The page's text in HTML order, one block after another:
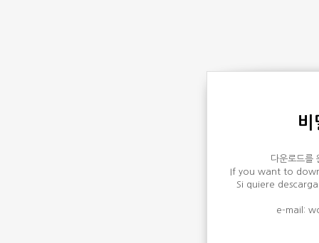
비
다운로드를
If you want to
Si quiere
e-mail: